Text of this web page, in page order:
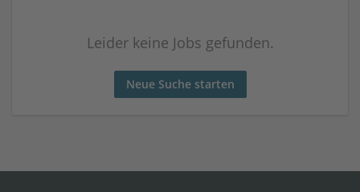
Leider keine Jobs gefunden.
Neue Suche starten